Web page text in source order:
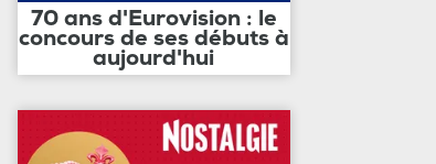
70 ans d'Eurovision : le
concours de ses débuts à
aujourd'hui